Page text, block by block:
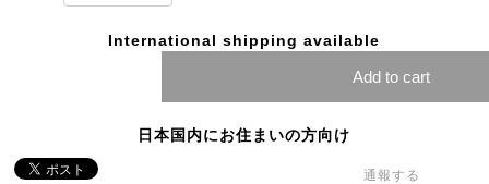
International shipping available
Add to cart
日本国内にお住まいの方向け
通報する